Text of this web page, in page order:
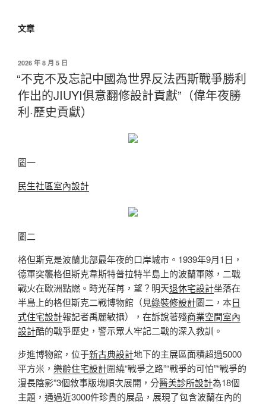
文章
發
佈
於
2026 年 8 月 5 日
“不克不及忘記中國為世界反法西斯戰爭勝利
作出的JIUYI俱意翻修設計貢獻”（偉年夜勝
利·歷史貢獻）
圖一
民生社區室內設計
圖二
格但斯克是波蘭北部最年夜的口岸城市。1939年9月1日，
德軍突襲格但斯克韋斯特普拉特半島上的波蘭軍隊，二戰
戰火在歐洲點燃。時光荏苒，望？明天退休宅設計坐落在
半島上的格但斯克二戰博物館（見綠裝修設計圖二，本日
式住宅設計報記者禹麗敏攝），在訴說著殘商業空間室內
設計酷的戰爭歷史，警示眾人牢記二戰的深入教訓。
步進博物館，位于新古典設計地下的主展區面積超過5000
平方米， 樂齡住宅設計圍繞“戰爭之路”“戰爭的可怕”“戰爭的
漫長陰影”3個敘事版塊順次展開，分醫美診所設計為18個
主題，通過近3000件珍貴的展品，展現了包含波蘭在內的